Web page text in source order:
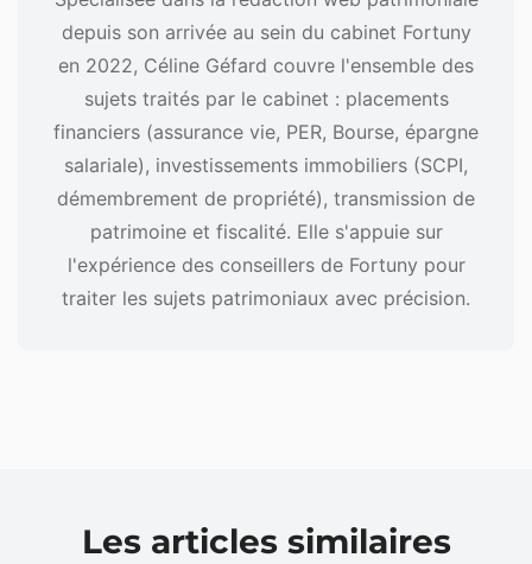
depuis son arrivée au sein du cabinet Fortuny
en 2022, Céline Géfard couvre l'ensemble des
sujets traités par le cabinet : placements
financiers (assurance vie, PER, Bourse, épargne
salariale), investissements immobiliers (SCPI,
démembrement de propriété), transmission de
patrimoine et fiscalité. Elle s'appuie sur
l'expérience des conseillers de Fortuny pour
traiter les sujets patrimoniaux avec précision.
Les articles similaires